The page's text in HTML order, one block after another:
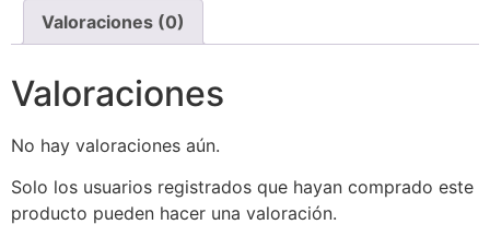
Valoraciones (0)
Valoraciones
No hay valoraciones aún.
Solo los usuarios registrados que hayan comprado este
producto pueden hacer una valoración.